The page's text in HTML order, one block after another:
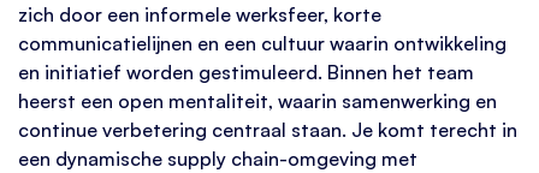
zich door een informele werksfeer, korte
communicatielijnen en een cultuur waarin ontwikkeling
en initiatief worden gestimuleerd. Binnen het team
heerst een open mentaliteit, waarin samenwerking en
continue verbetering centraal staan. Je komt terecht in
een dynamische supply chain-omgeving met